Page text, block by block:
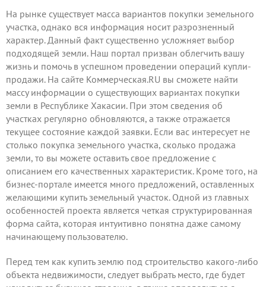
На рынке существует масса вариантов покупки земельного
участка, однако вся информация носит разрозненный
характер. Данный факт существенно усложняет выбор
подходящей земли. Наш портал призван облегчить вашу
жизнь и помочь в успешном проведении операций купли-
продажи. На сайте Коммерческая.RU вы сможете найти
массу информации о существующих вариантах покупки
земли в Республике Хакасии. При этом сведения об
участках регулярно обновляются, а также отражается
текущее состояние каждой заявки. Если вас интересует не
столько покупка земельного участка, сколько продажа
земли, то вы можете оставить свое предложение с
описанием его качественных характеристик. Кроме того, на
бизнес-портале имеется много предложений, оставленных
желающими купить земельный участок. Одной из главных
особенностей проекта является четкая структурированная
форма сайта, которая интуитивно понятна даже самому
начинающему пользователю.
Перед тем как купить землю под строительство какого-либо
объекта недвижимости, следует выбрать место, где будет